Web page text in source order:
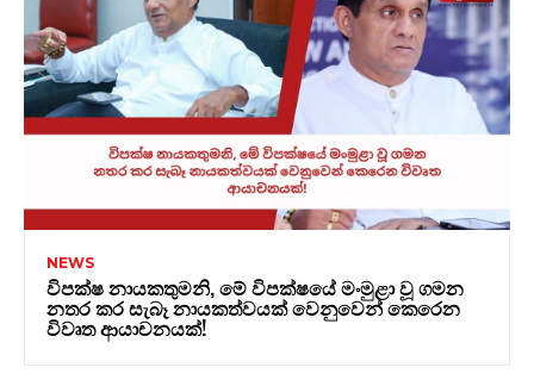
NEWS
විපක්ෂ නායකතුමනි, මේ විපක්ෂයේ මංමුළා වූ ගමන
නතර කර සැබෑ නායකත්වයක් වෙනුවෙන් කෙරෙන
විවෘත ආයාචනයක්!